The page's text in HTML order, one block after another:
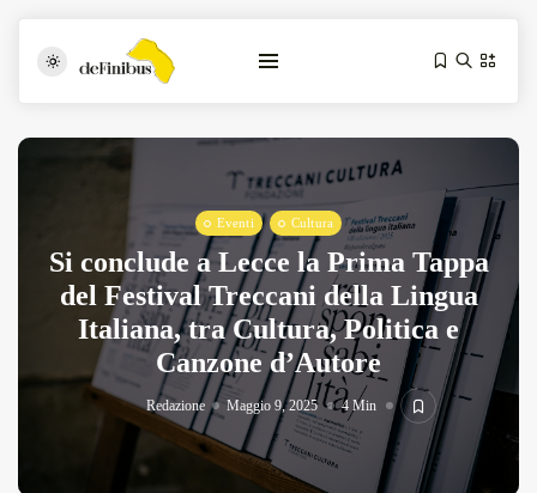
Iosonouncane A Lecce: Concerto Acustico...
Luglio 17, 2026 13 Min
Tarantarte Al Festival De Fès...
Giugno 4, 2026 15 Min
Eventi Cultura
Si conclude a Lecce la Prima Tappa
del Festival Treccani della Lingua
Italiana, tra Cultura, Politica e
Canzone d’Autore
Redazione Maggio 9, 2025 4 Min